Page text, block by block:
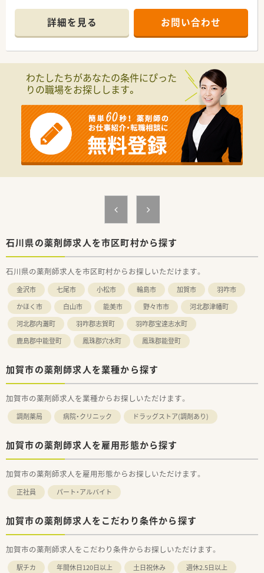
詳細を見る お問い合わせ
わたしたちがあなたの条件にぴった
りの職場をお探しします。
石川県の薬剤師求人を市区町村から探す
石川県の薬剤師求人を市区町村からお探しいただけます。
金沢市 七尾市 小松市 輪島市 加賀市
羽咋市
かほく市
白山市 能美市 野々市市
河北郡津幡町
河北郡内灘町
羽咋郡志賀町
羽咋郡宝達志水町
鹿島郡中能登町
鳳珠郡穴水町 鳳珠郡能登町
加賀市の薬剤師求人を業種から探す
加賀市の薬剤師求人を業種からお探しいただけます。
調剤薬局 病院・クリニック ドラッグストア(調剤あり)
加賀市の薬剤師求人を雇用形態から探す
加賀市の薬剤師求人を雇用形態からお探しいただけます。
正社員 パート・アルバイト
加賀市の薬剤師求人をこだわり条件から探す
加賀市の薬剤師求人をこだわり条件からお探しいただけます。
駅チカ 年間休日120日以上 土日祝休み
週休2.5日以上